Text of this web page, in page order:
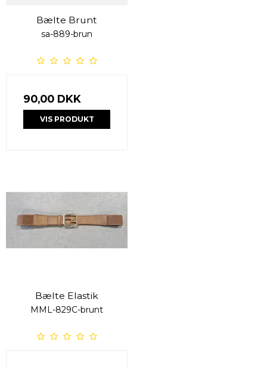
Bælte Brunt
sa-889-brun
90,00 DKK
VIS PRODUKT
Bælte Elastik
MML-829C-brunt